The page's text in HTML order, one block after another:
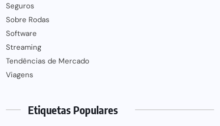
Seguros
Sobre Rodas
Software
Streaming
Tendências de Mercado
Viagens
Etiquetas Populares